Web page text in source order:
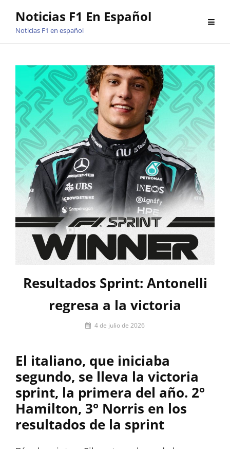
Noticias F1 En Español
Noticias F1 en español
Resultados Sprint: Antonelli
regresa a la victoria
Por 4 de julio de 2026
El italiano, que iniciaba
segundo, se lleva la victoria
sprint, la primera del año. 2°
Hamilton, 3° Norris en los
resultados de la sprint